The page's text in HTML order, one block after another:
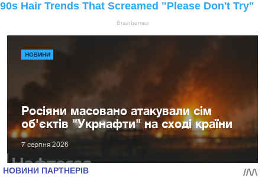
НОВИНИ
Росіяни масовано атакували сім
об'єктів "Укрнафти" на сході країни
7 серпня 2026